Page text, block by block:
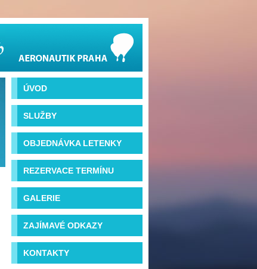
ÚVOD
SLUŽBY
OBJEDNÁVKA LETENKY
REZERVACE TERMÍNU
GALERIE
ZAJÍMAVÉ ODKAZY
KONTAKTY